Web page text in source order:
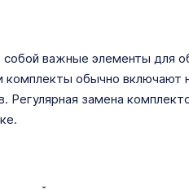
важные элементы для
обычно включают
Регулярная замена